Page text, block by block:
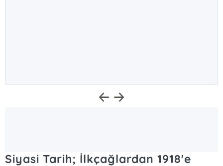
Siyasi Tarih; İlkçağlardan 1918'e